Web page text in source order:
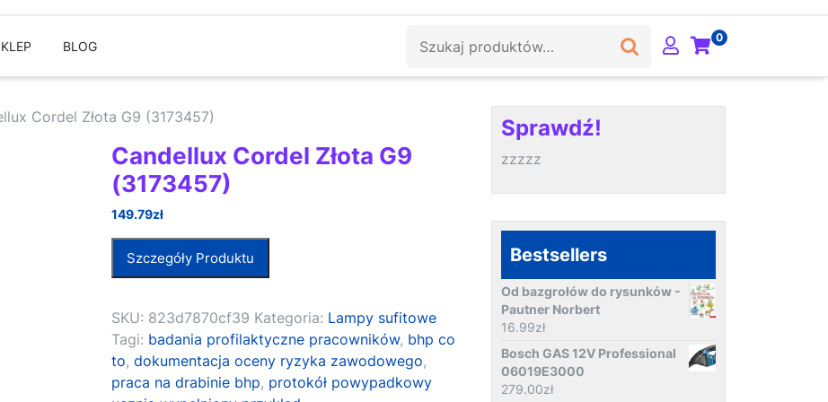
BLOG
0
Cordel Złota G9 (3173457)
Candellux Cordel Złota G9
(3173457)
149.79zł
Szczegóły Produktu
SKU: 823d7870cf39 Kategoria: Lampy sufitowe
Tagi: badania profilaktyczne pracowników, bhp co
to,dokumentacja oceny ryzyka zawodowego,
praca na drabinie bhp, protokół powypadkowy
Sprawdź!
zzzzz
Bestsellers
Od bazgrołów do rysunków -
Pautner Norbert
16.99zł
Bosch GAS 12V Professional
06019E3000
279.00zł